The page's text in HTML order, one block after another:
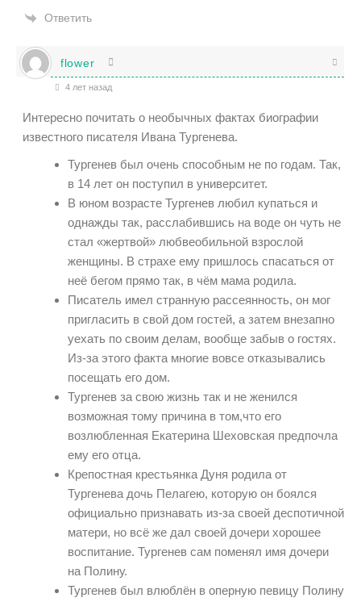
Ответить
flower
4 лет назад
Интересно почитать о необычных фактах биографии
известного писателя Ивана Тургенева.
Тургенев был очень способным не по годам. Так,
в 14 лет он поступил в университет.
В юном возрасте Тургенев любил купаться и
однажды так, расслабившись на воде он чуть не
стал «жертвой» любвеобильной взрослой
женщины. В страхе ему пришлось спасаться от
неё бегом прямо так, в чём мама родила.
Писатель имел странную рассеянность, он мог
пригласить в свой дом гостей, а затем внезапно
уехать по своим делам, вообще забыв о гостях.
Из-за этого факта многие вовсе отказывались
посещать его дом.
Тургенев за свою жизнь так и не женился
возможная тому причина в том,что его
возлюбленная Екатерина Шеховская предпочла
ему его отца.
Крепостная крестьянка Дуня родила от
Тургенева дочь Пелагею, которую он боялся
официально признавать из-за своей деспотичной
матери, но всё же дал своей дочери хорошее
воспитание. Тургенев сам поменял имя дочери
на Полину.
Тургенев был влюблён в оперную певицу Полину